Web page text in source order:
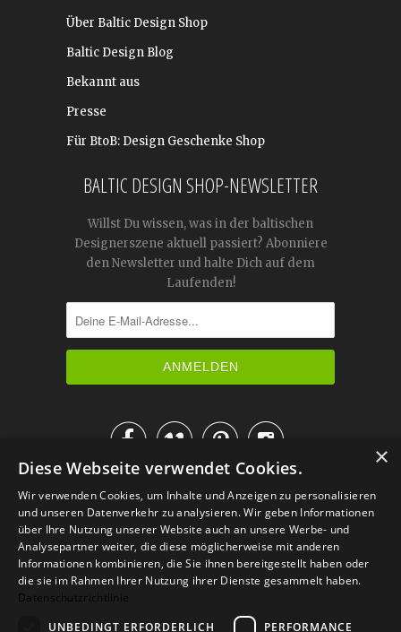
Über Baltic Design Shop
Baltic Design Blog
Bekannt aus
Presse
Für BtoB: Design Geschenke Shop
BALTIC DESIGN SHOP-NEWSLETTER
Willst Du wissen, was in der baltischen
Designerszene aktuell passiert? Abonniere
den Newsletter und halte Dich auf dem
Laufenden!

IM KATALOG BLÄTTERN
×
Diese Webseite verwendet Cookies.
Wir verwenden Cookies, um Inhalte und Anzeigen zu personalisieren
und unseren Datenverkehr zu analysieren. Wir geben Informationen
über Ihre Nutzung unserer Website auch an unsere Werbe- und
Analysepartner weiter, die diese möglicherweise mit anderen
Informationen kombinieren, die Sie ihnen bereitgestellt haben oder
die sie im Rahmen Ihrer Nutzung ihrer Dienste gesammelt haben.
Datenschutzrichtlinie
UNBEDINGT ERFORDERLICH
PERFORMANCE